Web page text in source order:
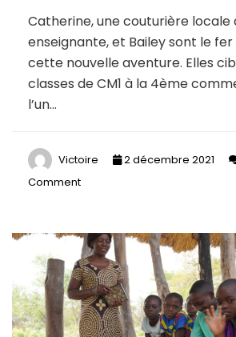
Catherine, une couturière locale
enseignante, et Bailey sont le
cette nouvelle aventure. Elles
classes de CM1 à la 4ème
l’un…
Victoire 2 décembre 2021
Comment
programme
d’éducation
à
la
conservation